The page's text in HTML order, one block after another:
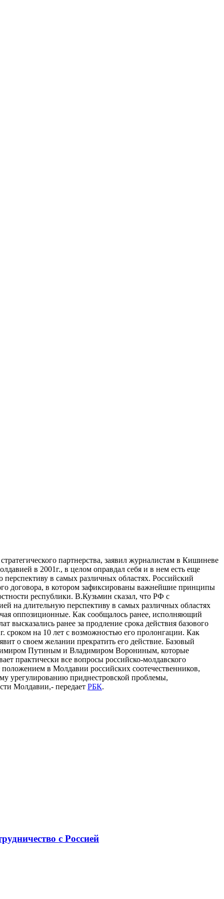
партнерства, заявил журналистам в Кишиневе
в 2001г., в целом оправдал себя и в нем есть еще
перспективу в самых различных областях. Российский
договора, в котором зафиксированы важнейшие принципы
республики. В.Кузьмин сказал, что РФ с
на длительную перспективу в самых различных областях
оппозиционные. Как сообщалось ранее, исполняющий
ранее за продление срока действия базового
сроком на 10 лет с возможностью его пролонгации. Как
о своем желании прекратить его действие. Базовый
Путиным и Владимиром Ворониным, которые
практически все вопросы российско-молдавского
в Молдавии российских соотечественников,
урегулированию приднестровской проблемы,
Молдавии,- передает РБК.
с Россией